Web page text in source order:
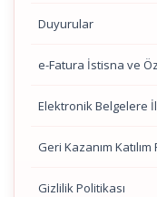
Duyurular
e-Fatura İstisna ve
Elektronik Belgelere
Geri Kazanım
Gizlilik Politikası